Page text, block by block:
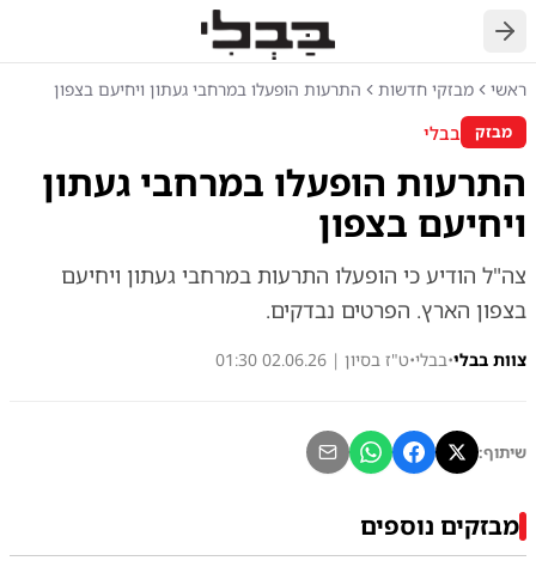
חזרה
ראשי מבזקי חדשות התרעות הופעלו במרחבי געתון ויחיעם בצפון
מבזק בבלי
התרעות הופעלו במרחבי געתון
ויחיעם בצפון
צה"ל הודיע כי הופעלו התרעות במרחבי געתון ויחיעם
בצפון הארץ. הפרטים נבדקים.
צוות בבלי•בבלי•ט"ז בסיון | 02.06.26 01:30
שיתוף:
מבזקים נוספים